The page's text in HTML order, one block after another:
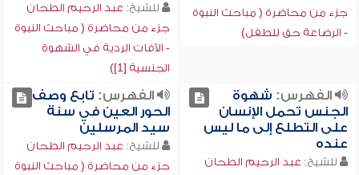
جزء من محاضرة ( مباحث النبوة
- الرضاعة حق للطفل)
للشيخ: عبد الرحيم الطحان
جزء من محاضرة ( مباحث النبوة
- الآفات الردية في الشهوة
الجنسية [1])
الفهرس: شهوة
الجنس تحمل الإنسان
على التطلع إلى ما ليس
عنده
للشيخ: عبد الرحيم الطحان
الفهرس: تابع وصف
الحور العين في سنة
سيد المرسلين
للشيخ: عبد الرحيم الطحان
جزء من محاضرة ( مباحث النبوة